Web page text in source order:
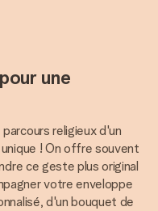
une
religieux d'un
! On offre souvent
ce geste plus original
votre enveloppe
d'un bouquet de